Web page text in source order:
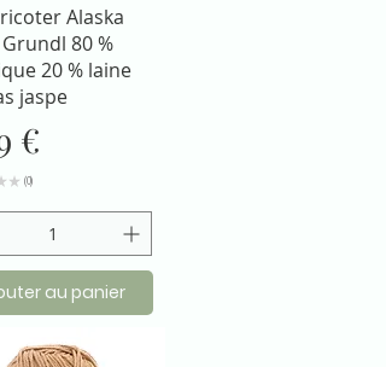
rapide
Alaska
80 %
20 % laine
jaspe
€
★ 0
0
au panier